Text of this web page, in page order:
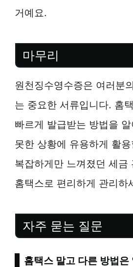
거예요.
마무리
원천징수영수증은 여러분
는 중요한 서류입니다. 홈
빠르게 발급받는 방법을
못한 상황에 유용하게 활
복잡하게만 느껴졌던 세금
홈택스로 편리하게 관리하
자주 묻는 질문
홈택스 말고 다른 방법은